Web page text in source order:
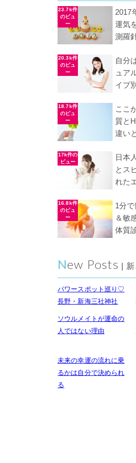
2017
運気
測羅
23.7k件
のビュ
ー
自分
ュア
イプ
20.3k件
のビュ
ー
ここ
質と
違い
18.7k件
のビュ
ー
日本
とス
れた
17k件の
ビュー
1分
＆敏
体質
16.8k件
のビュ
ー
New Posts |
パワースポット巡り♡
長野・新海三社神社
ソウルメイトが運命の
人ではない理由
未来の幸運の流れに乗
るかは自分で決められ
る